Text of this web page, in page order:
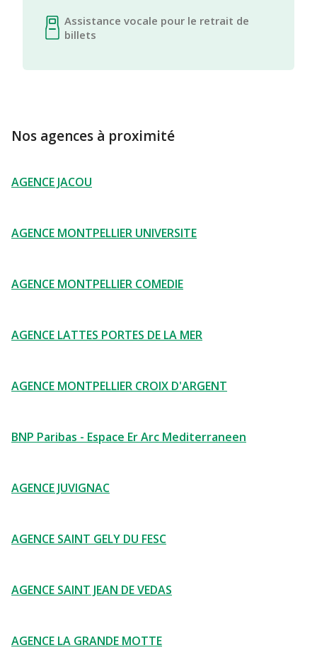
Assistance vocale pour le retrait de
billets
Nos agences à proximité
AGENCE JACOU
AGENCE MONTPELLIER UNIVERSITE
AGENCE MONTPELLIER COMEDIE
AGENCE LATTES PORTES DE LA MER
AGENCE MONTPELLIER CROIX D'ARGENT
BNP Paribas - Espace Er Arc Mediterraneen
AGENCE JUVIGNAC
AGENCE SAINT GELY DU FESC
AGENCE SAINT JEAN DE VEDAS
AGENCE LA GRANDE MOTTE